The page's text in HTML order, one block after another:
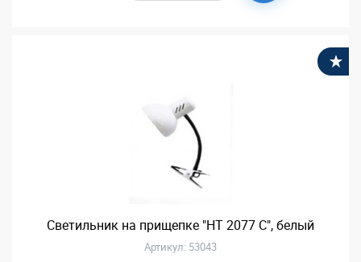
Светильник на прищепке "НT 2077 С", белый
Артикул: 53043